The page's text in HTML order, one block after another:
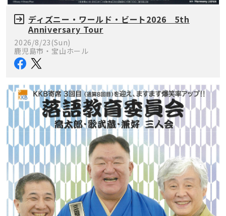
ディズニー・ワールド・ビート2026 5th
Anniversary Tour
2026/8/23(Sun)
鹿児島市・宝山ホール